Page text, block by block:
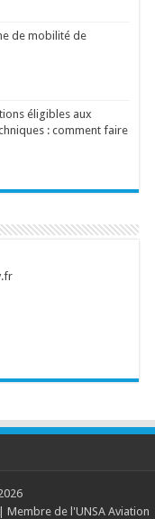
de mobilité de
éligibles aux
: comment faire
| Membre de l'UNSA Aviation